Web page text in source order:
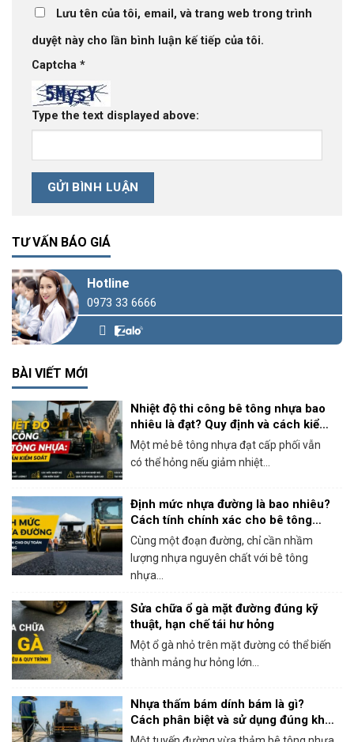
Lưu tên của tôi, email, và trang web trong trình
duyệt này cho lần bình luận kế tiếp của tôi.
Captcha *
Type the text displayed above:
TƯ VẤN BÁO GIÁ
Hotline
0973 33 6666
BÀI VIẾT MỚI
Nhiệt độ thi công bê tông nhựa bao
nhiêu là đạt? Quy định và cách kiểm
soát thực tế
Một mẻ bê tông nhựa đạt cấp phối vẫn
có thể hỏng nếu giảm nhiệt...
Định mức nhựa đường là bao nhiêu?
Cách tính chính xác cho bê tông
nhựa nóng
Cùng một đoạn đường, chỉ cần nhầm
lượng nhựa nguyên chất với bê tông
nhựa...
Sửa chữa ổ gà mặt đường đúng kỹ
thuật, hạn chế tái hư hỏng
Một ổ gà nhỏ trên mặt đường có thể biến
thành mảng hư hỏng lớn...
Nhựa thấm bám dính bám là gì?
Cách phân biệt và sử dụng đúng khi
thi công bê tông nhựa